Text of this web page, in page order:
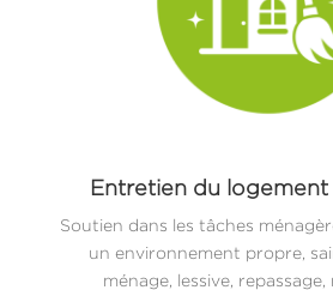
Entretien du
Soutien dans les tâches
un environnement propre,
ménage, lessive, repassage,